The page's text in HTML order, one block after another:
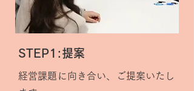
STEP1:提案
経営課題に向き合い、ご提案いたし